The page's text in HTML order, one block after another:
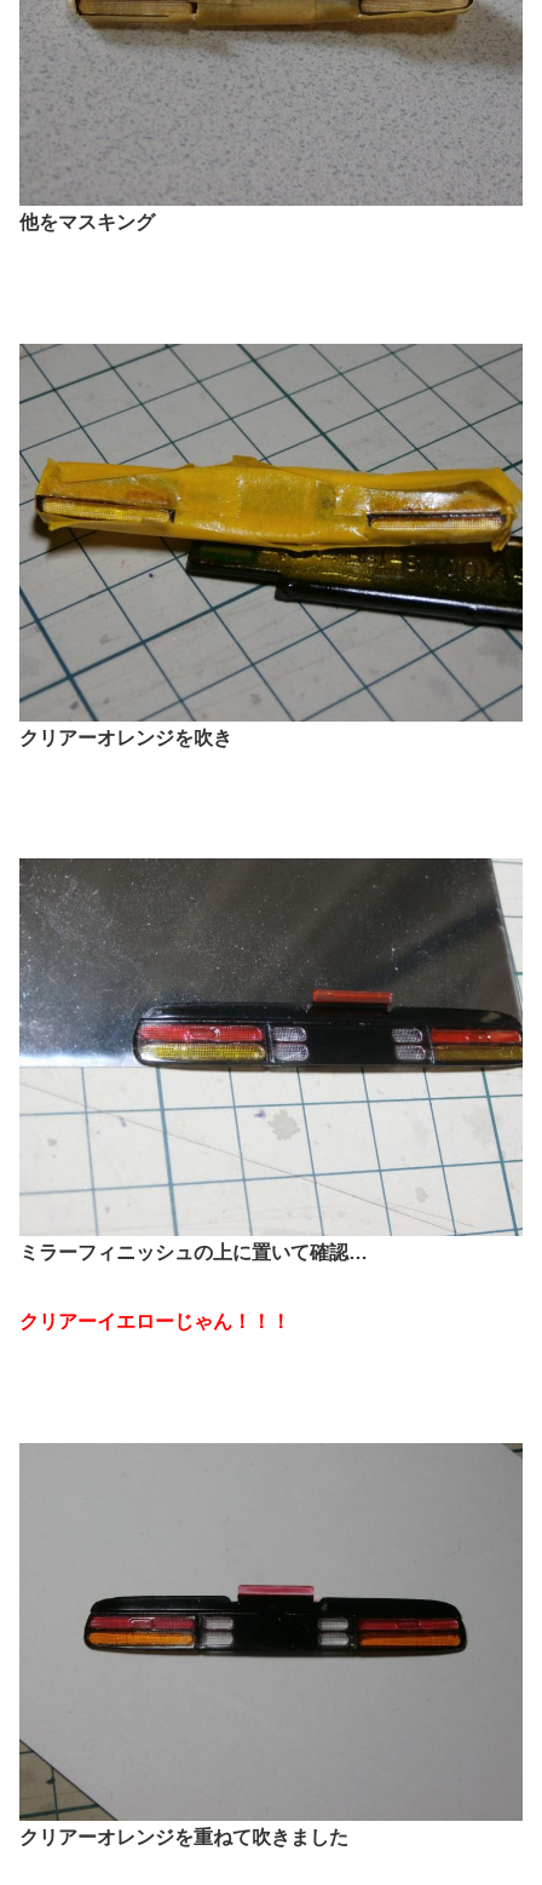
他をマスキング
クリアーオレンジを吹き
ミラーフィニッシュの上に置いて確認…
クリアーイエローじゃん！！！
クリアーオレンジを重ねて吹きました